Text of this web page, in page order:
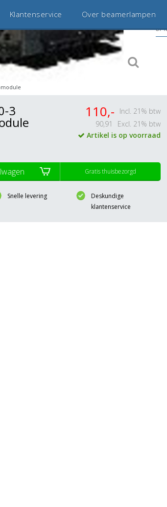
Klantbeoordeling 9,0
Bekijk alle 1000+ reviews
Klantenservice Over beamerlampen
20 jaar betrouwbaar en ervaren
3 110,-
Incl. 21% btw
90,91
Excl. 21% btw
Artikel is op voorraad
Gratis thuisbezorgd
Snelle levering
Deskundige
klantenservice